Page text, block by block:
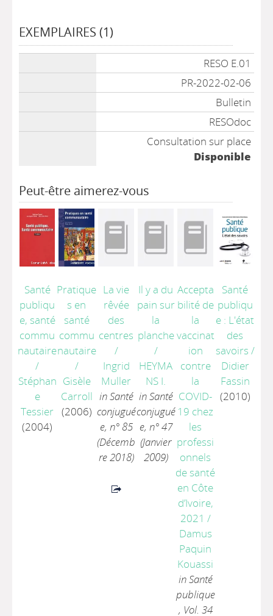
EXEMPLAIRES (1)
RESO E.01
PR-2022-02-06
Bulletin
RESOdoc
Consultation sur place
Disponible
Peut-être aimerez-vous
Santé
publiqu
e, santé
commu
nautaire
/
Stéphan
e
Tessier
(2004)
Pratique
s en
santé
commu
nautaire
/
Gisèle
Carroll
(2006)
La vie
rêvée
des
centres
/
Ingrid
Muller
in Santé
conjugué
e, n° 85
(Décemb
re 2018)
Il y a du
pain sur
la
planche
/
HEYMA
NS I.
in Santé
conjugué
e, n° 47
(Janvier
2009)
Accepta
bilité de
la
vaccinat
ion
contre
la
COVID-
19 chez
les
professi
onnels
de santé
en Côte
d’Ivoire,
2021 /
Damus
Paquin
Kouassi
in Santé
publique
, Vol. 34
Santé
publiqu
e : L'état
des
savoirs /
Didier
Fassin
(2010)